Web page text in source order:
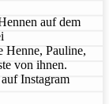
auf dem
Henne, Pauline,
von ihnen.
Instagram